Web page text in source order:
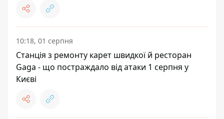
10:18, 01 серпня
Станція з ремонту карет швидкої й ресторан
Gaga - що постраждало від атаки 1 серпня у
Києві